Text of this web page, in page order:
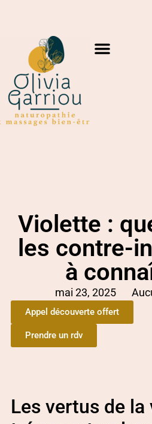
Violette :
les contre-
à
mai 23, 2025
Appel découverte offert
Prendre un rdv
Les vertus de